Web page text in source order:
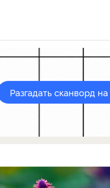
Разгадать сканворд